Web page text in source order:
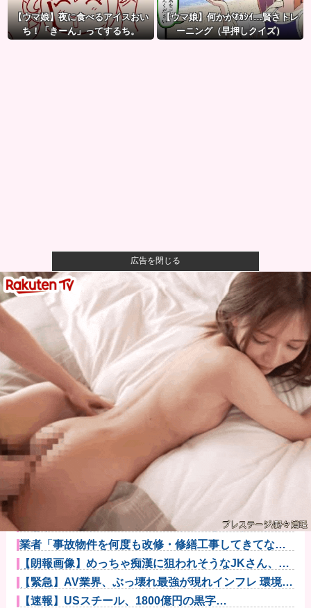
【ウマ娘】夜に食べるアイスおい
ち！「きーん」ってするち。
【ウマ娘】何かがｵｶｼｲ…賢さトレ
ーニング（早押しクイズ）
【悲報】母親、息子を通して男の競争の厳しさを知る
ｗｗｗｗ
【悲報】八王子の夏祭り、衛生管理終わってた
【朗報】ハンターハンター最新話、ベンジャミンが覚
醒して主人公...
【悲報】最新話のモンキー・D・ルフィさん、あまりに
も情けなさ...
彼女に浮気されたワイ（38）、人生を変えるために
「プログラミ...
自衛隊指揮に国産AI、情報収集や分析担わせ迅速な意
思決定…「...
石畳の路地に突入した中国EV、パワー不足で周囲の通
行人を困惑...
カズレーザーさん、無保険で車を乗り回すやつを一蹴
パソコン使ってるのに有料のセキュリティソフト入れ
てない人って...
【悲報】麻辣湯、必死にステマされるも日本人男性か
ら見向きもさ...
業者「事故物件を何度も改修・修繕工事してきてなん
ともなかった...
【朗報画像】めっちゃ痴漢に狙われそうなJKさん、痴
漢を逮捕ｗ...
【緊急】AV業界、ぶっ壊れ最強が現れインフレ 環境崩
壊ｗｗｗ...
【速報】USスチール、1800億円の黒字
広告を閉じる